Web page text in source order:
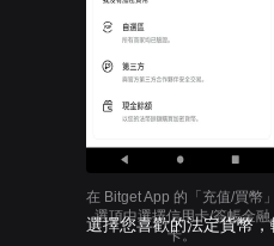
在 Bitget App 的「充值/買幣」
選項中選擇信用卡/簽帳金融
卡。
選擇您喜歡的法定貨幣